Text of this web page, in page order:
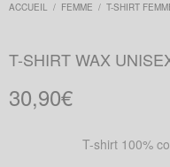
ACCUEIL / FEMME / T-SHIRT
T-SHIRT WAX
30,90€
T-shirt 100%